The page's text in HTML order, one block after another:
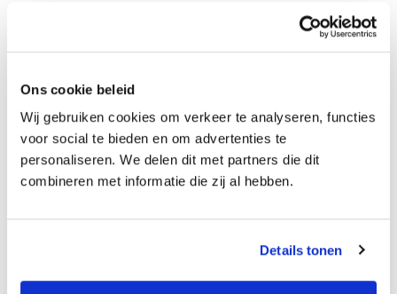
Ons cookie beleid
Wij gebruiken cookies om verkeer te analyseren, functies
voor social te bieden en om advertenties te
personaliseren. We delen dit met partners die dit
combineren met informatie die zij al hebben.
Details tonen
Groeipad
Bij Vivare is er volop aandacht voor jouw persoonlijke groei en
professionele ontwikkeling, zowel in de hoogte als in de breedte.
Je wordt ondersteund in het uitbouwen van je talenten en het